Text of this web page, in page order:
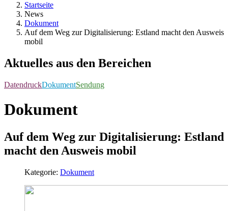
Startseite
News
Dokument
Auf dem Weg zur Digitalisierung: Estland macht den Ausweis
mobil
Aktuelles aus den Bereichen
DatendruckDokumentSendung
Dokument
Auf dem Weg zur Digitalisierung: Estland
macht den Ausweis mobil
Kategorie: Dokument